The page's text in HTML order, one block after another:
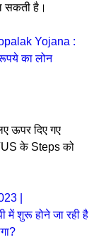
सकती है।
Yojana :
का लोन
ऊपर दिए गए
के Steps को
|
शुरू होने जा रही है